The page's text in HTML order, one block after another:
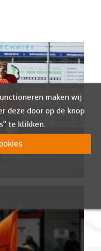
Almere City
maken wij
deze door op de knop
te klikken.